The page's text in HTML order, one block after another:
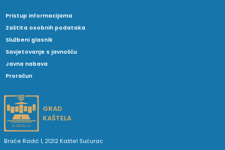
Pristup informacijama
Zaštita osobnih podataka
Službeni glasnik
Savjetovanje s javnošću
Javna nabava
Proračun
GRAD
KAŠTELA
Braće Radić 1, 21212 Kaštel Sućurac